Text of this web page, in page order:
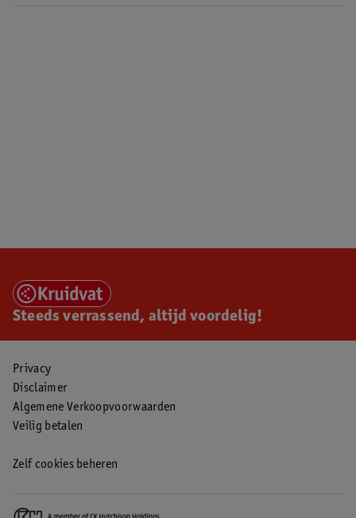
Steeds verrassend, altijd voordelig!
Privacy
Disclaimer
Algemene Verkoopvoorwaarden
Veilig betalen
Zelf cookies beheren